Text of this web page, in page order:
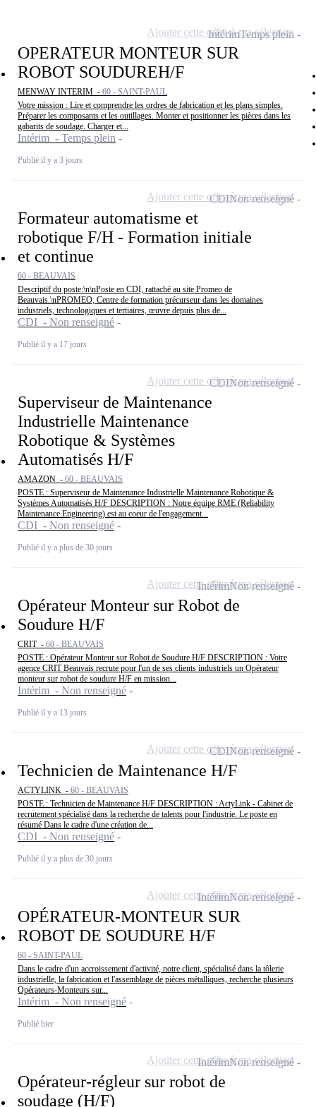
OPERATEUR MONTEUR SUR
ROBOT SOUDUREH/F
MENWAY INTERIM - 60 - SAINT-PAUL
Votre mission : Lire et comprendre les ordres de fabrication et les plans simples.
Préparer les composants et les outillages. Monter et positionner les pièces dans les
gabarits de soudage. Charger et...
Intérim - Temps plein
Publié il y a 3 jours
IntérimTemps plein
Ajouter cette offre à ma sélection
Formateur automatisme et
robotique F/H - Formation initiale
et continue
60 - BEAUVAIS
Descriptif du poste:\n\nPoste en CDI, rattaché au site Promeo de
Beauvais.\nPROMEO, Centre de formation précurseur dans les domaines
industriels, technologiques et tertiaires, œuvre depuis plus de...
CDI - Non renseigné
Publié il y a 17 jours
CDINon renseigné
Ajouter cette offre à ma sélection
Superviseur de Maintenance
Industrielle Maintenance
Robotique & Systèmes
Automatisés H/F
AMAZON - 60 - BEAUVAIS
POSTE : Superviseur de Maintenance Industrielle Maintenance Robotique &
Systèmes Automatisés H/F DESCRIPTION : Notre équipe RME (Reliability
Maintenance Engineering) est au coeur de l'engagement...
CDI - Non renseigné
Publié il y a plus de 30 jours
CDINon renseigné
Ajouter cette offre à ma sélection
Opérateur Monteur sur Robot de
Soudure H/F
CRIT - 60 - BEAUVAIS
POSTE : Opérateur Monteur sur Robot de Soudure H/F DESCRIPTION : Votre
agence CRIT Beauvais recrute pour l'un de ses clients industriels un Opérateur
monteur sur robot de soudure H/F en mission...
Intérim - Non renseigné
Publié il y a 13 jours
IntérimNon renseigné
Ajouter cette offre à ma sélection
Technicien de Maintenance H/F
ACTYLINK - 60 - BEAUVAIS
POSTE : Technicien de Maintenance H/F DESCRIPTION : ActyLink - Cabinet de
recrutement spécialisé dans la recherche de talents pour l'industrie. Le poste en
résumé Dans le cadre d'une création de...
CDI - Non renseigné
Publié il y a plus de 30 jours
CDINon renseigné
Ajouter cette offre à ma sélection
OPÉRATEUR-MONTEUR SUR
ROBOT DE SOUDURE H/F
60 - SAINT-PAUL
Dans le cadre d'un accroissement d'activité, notre client, spécialisé dans la tôlerie
industrielle, la fabrication et l'assemblage de pièces métalliques, recherche plusieurs
Opérateurs-Monteurs sur...
Intérim - Non renseigné
Publié hier
IntérimNon renseigné
Ajouter cette offre à ma sélection
Opérateur-régleur sur robot de
soudage (H/F)
IntérimNon renseigné
Ajouter cette offre à ma sélection